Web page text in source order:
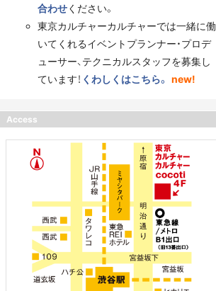
合わせください。
東京カルチャーカルチャーでは一緒に働
いてくれるイベントプランナー・プロデ
ューサー、テクニカルスタッフを募集し
ています！ くわしくはこちら。 new!
Access